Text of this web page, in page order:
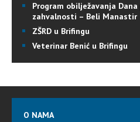
Program obilježavanja
zahvalnosti – Beli Manastir
ZŠRD u Brifingu
Veterinar Benić u Brifingu
O NAMA